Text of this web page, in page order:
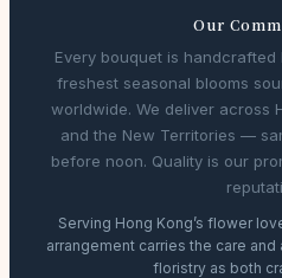
Our
Every bouquet is
freshest seasonal blooms
worldwide. We deliver across
and the New Territories —
before noon. Quality is our
Serving Hong Kong’s flower
arrangement carries the care
floristry as both